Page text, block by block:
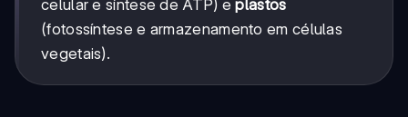
celular e síntese de ATP) eplastos
(fotossíntese e armazenamento em células
vegetais).